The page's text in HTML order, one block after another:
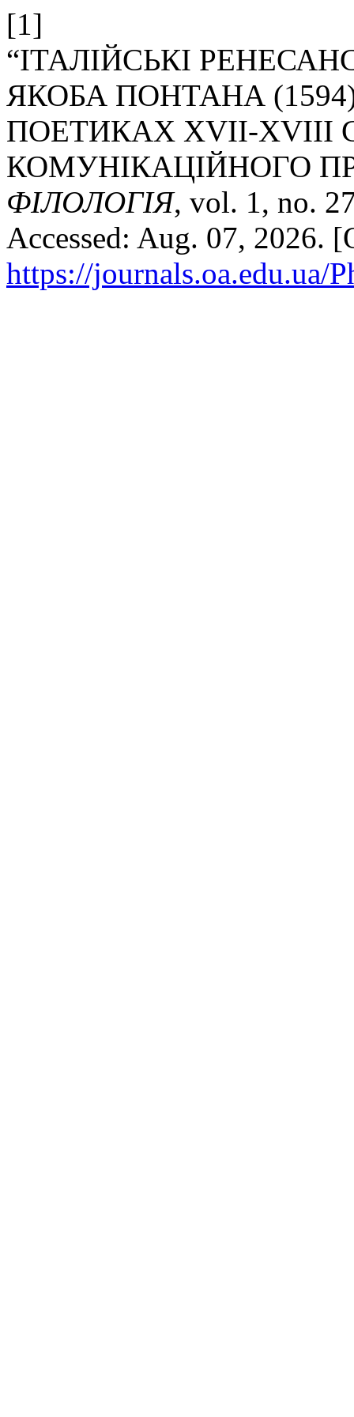
[1]
“ІТАЛІЙСЬКІ
ЯКОБА ПОНТАНА
ПОЕТИКАХ XVII-ХVIII
КОМУНІКАЦІЙНОГО
ФІЛОЛОГІЯ, vol. 1, no.
Accessed: Aug. 07, 2026.
https://journals.oa.edu.ua/